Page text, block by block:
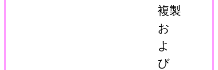
複製
お
よ
び